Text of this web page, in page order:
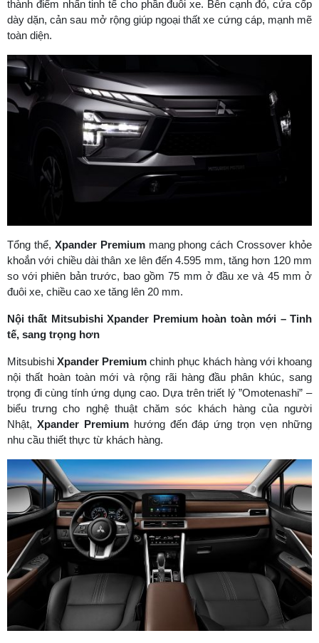
thành điểm nhấn tinh tế cho phần đuôi xe. Bên cạnh đó, cửa cốp
dày dặn, cản sau mở rộng giúp ngoại thất xe cứng cáp, mạnh mẽ
toàn diện.
Tổng thể, Xpander Premiummang phong cách Crossover khỏe
khoắn với chiều dài thân xe lên đến 4.595 mm, tăng hơn 120 mm
so với phiên bản trước, bao gồm 75 mm ở đầu xe và 45 mm ở
đuôi xe, chiều cao xe tăng lên 20 mm.
Nội thất MitsubishiXpander Premiumhoàn toàn mới – Tinh
tế, sang trọng hơn
Mitsubishi Xpander Premium chinh phục khách hàng với khoang
nội thất hoàn toàn mới và rộng rãi hàng đầu phân khúc, sang
trọng đi cùng tính ứng dụng cao. Dựa trên triết lý ”Omotenashi” –
biểu trưng cho nghệ thuật chăm sóc khách hàng của người
Nhật, Xpander Premiumhướng đến đáp ứng trọn vẹn những
nhu cầu thiết thực từ khách hàng.